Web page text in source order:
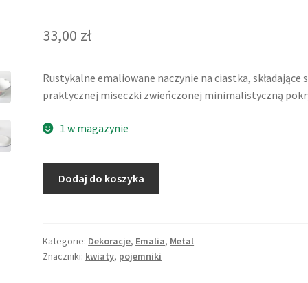
33,00 zł
Rustykalne emaliowane naczynie na ciastka, składające
praktycznej miseczki zwieńczonej minimalistyczną
1 w magazynie
Emaliowany
z
wieczkiem,
Dodaj do koszyka
Kategorie: Dekoracje, Emalia, Metal
Znaczniki: kwiaty, pojemniki